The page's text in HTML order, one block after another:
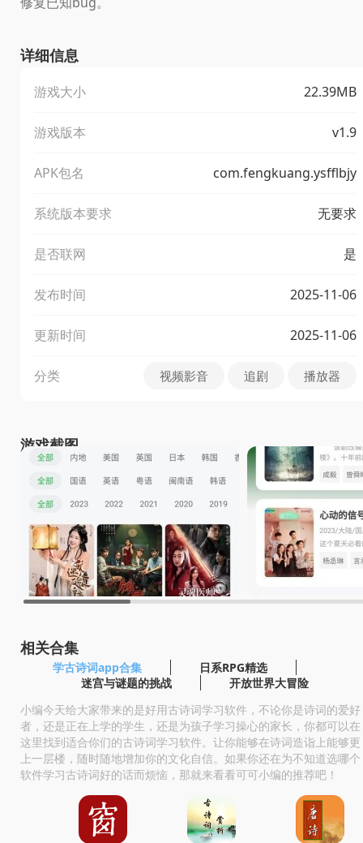
详细信息
游戏大小 22.39MB
游戏版本 v1.9
APK包名 com.fengkuang.ysfflbjy
系统版本要求 无要求
是否联网 是
发布时间 2025-11-06
更新时间 2025-11-06
分类 视频影音 追剧 播放器
游戏截图
相关合集
学古诗词app合集
日系RPG精选
迷宫与谜题的挑战
开放世界大冒险
小编今天给大家带来的是好用古诗词学习软件，不论你是诗词的爱好
者，还是正在上学的学生，还是为孩子学习操心的家长，你都可以在
这里找到适合你们的古诗词学习软件。让你能够在诗词造诣上能够更
上一层楼，随时随地增加你的文化自信。如果你还在为不知道选哪个
软件学习古诗词好的话而烦恼，那就来看看可可小编的推荐吧！